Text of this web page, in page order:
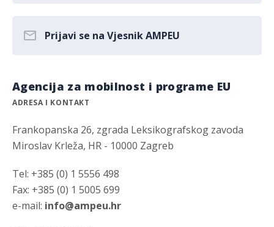
Prijavi se na Vjesnik AMPEU
Agencija za mobilnost i programe EU
ADRESA I KONTAKT
Frankopanska 26, zgrada Leksikografskog zavoda
Miroslav Krleža, HR - 10000 Zagreb
Tel: +385 (0) 1 5556 498
Fax: +385 (0) 1 5005 699
e-mail: info@ampeu.hr